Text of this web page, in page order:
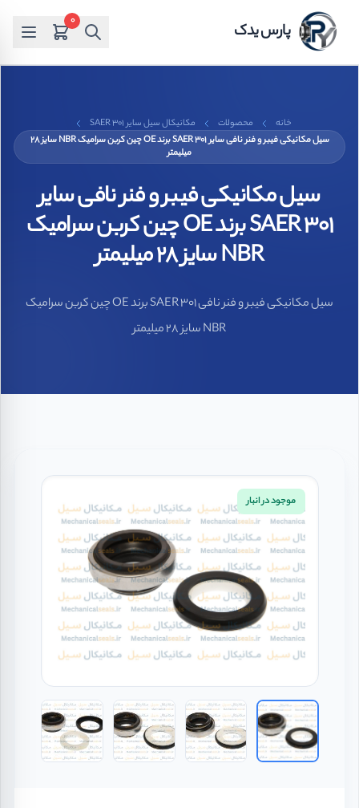
پارس یدک 0
خانه محصولات
مکانیکال سیل سایر SAER 301
سیل مکانیکی فیبر و فنر نافی سایر SAER 301 برند OE چین کربن سرامیک NBR سایز 28
میلیمتر
سیل مکانیکی فیبر و فنر نافی سایر
SAER 301 برند OE چین کربن سرامیک
NBR سایز 28 میلیمتر
سیل مکانیکی فیبر و فنر نافی SAER 301 برند OE چین کربن سرامیک
NBR سایز 28 میلیمتر
موجود در انبار